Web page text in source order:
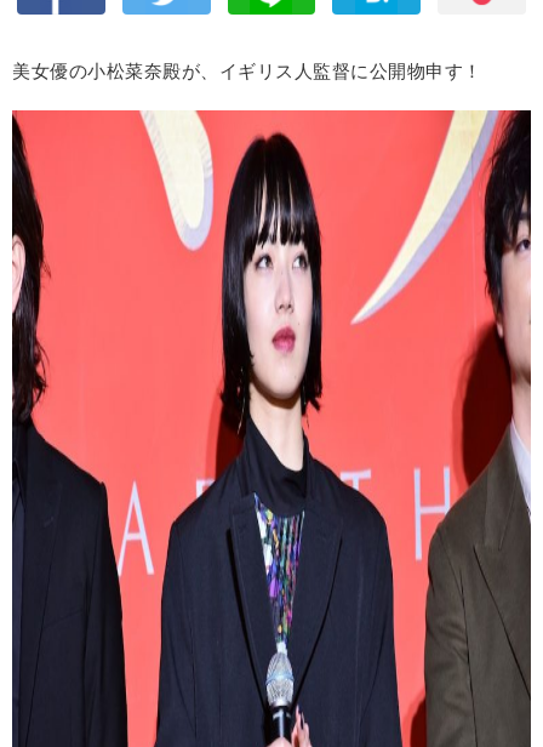
美女優の小松菜奈殿が、イギリス人監督に公開物申す！